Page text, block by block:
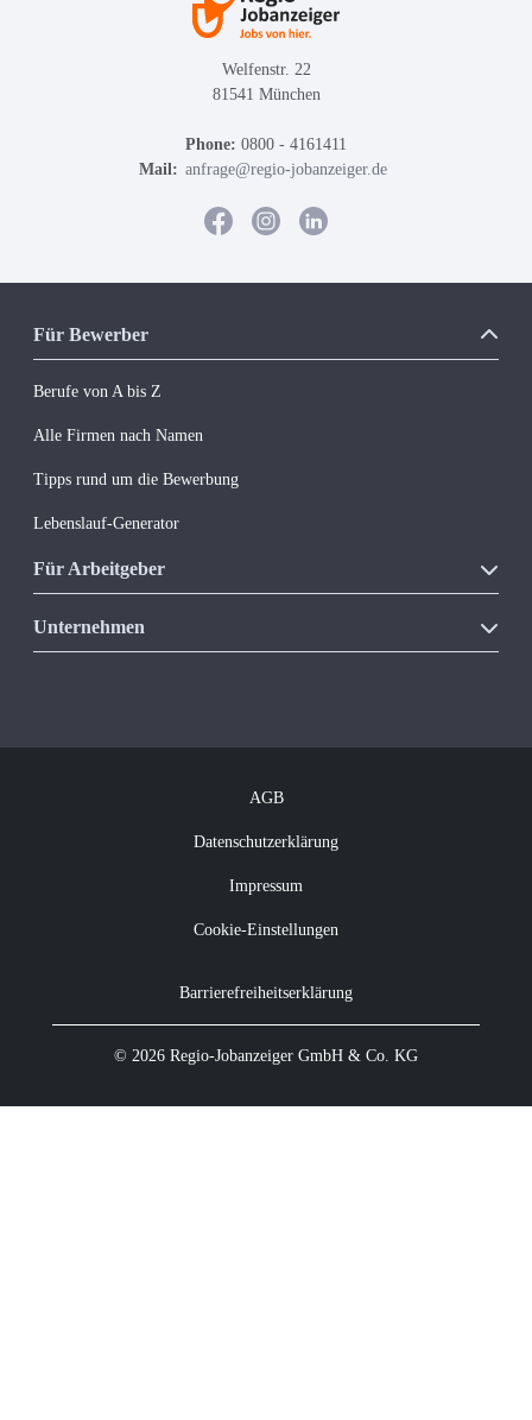
Welfenstr. 22
81541 München
Phone: 0800 - 4161411
Mail: anfrage@regio-jobanzeiger.de
Für Bewerber
Berufe von A bis Z
Alle Firmen nach Namen
Tipps rund um die Bewerbung
Lebenslauf-Generator
Für Arbeitgeber
Unsere Produkte
Unternehmen
AGB
Datenschutzerklärung
Impressum
Cookie-Einstellungen
Barrierefreiheitserklärung
© 2026 Regio-Jobanzeiger GmbH & Co. KG